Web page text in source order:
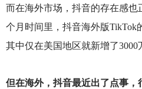
而在海外市场，抖音的存在感也
个月时间里，抖音海外版TikTok
其中仅在美国地区就新增了3000
但在海外，抖音最近出了点事，